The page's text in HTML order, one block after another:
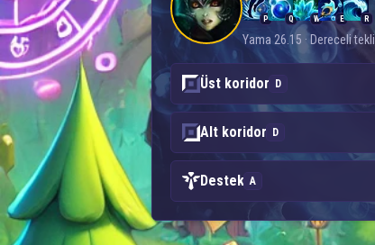
P Q W E R
Yama 26.15 · Dereceli tekli
Üst koridor D
Alt koridor D
Destek A